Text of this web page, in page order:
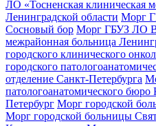
ЛО «Тосненская клиническая
Ленинградской области Морг
Сосновый бор Морг ГБУЗ ЛО
межрайонная больница
городского клинического
городского
отделение Санкт-Петербурга
патологоанатомического
Петербург Морг городской
Морг городской больницы